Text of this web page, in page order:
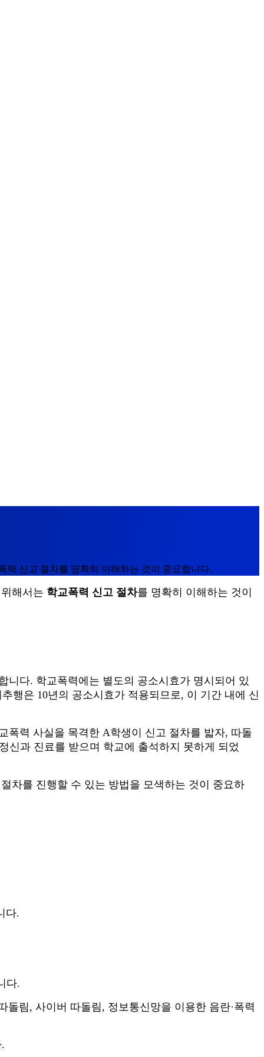
력 신고 절차를 명확히 이해하는 것이 중요합니다.
해서는 학교폭력 신고 절차를 명확히 이해하는 것이
니다. 학교폭력에는 별도의 공소시효가 명시되어 있
추행은 10년의 공소시효가 적용되므로 , 이 기간 내에 신
폭력 사실을 목격한 A학생이 신고 절차를 밟자, 따돌
신과 진료를 받으며 학교에 출석하지 못하게 되었
차를 진행할 수 있는 방법을 모색하는 것이 중요하
다.
다.
돌림, 사이버 따돌림, 정보통신망을 이용한 음란·폭력
.